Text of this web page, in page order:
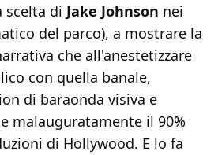
scelta di Jake Johnson nei
del parco), a mostrare la
che all'anestetizzare
con quella banale,
di baraonda visiva e
malauguratamente il 90%
di Hollywood. E lo fa